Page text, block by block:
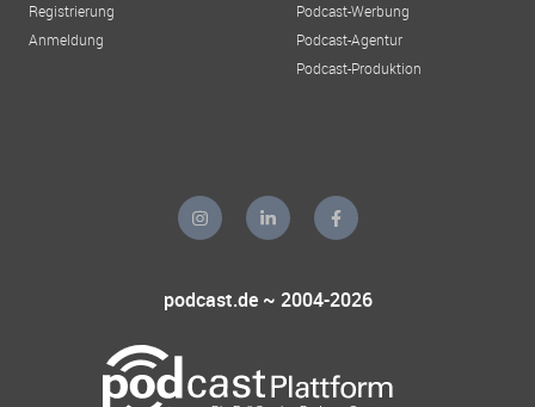
Registrierung
Anmeldung
Podcast-Werbung
Podcast-Agentur
Podcast-Produktion
podcast.de ~ 2004-2026